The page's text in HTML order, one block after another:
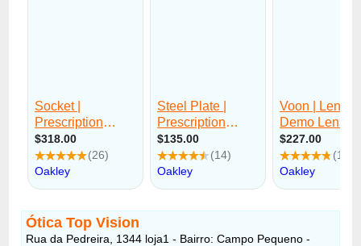
Ótica Top Vision
Rua da Pedreira, 1344 loja1 - Bairro: Campo Pequeno -